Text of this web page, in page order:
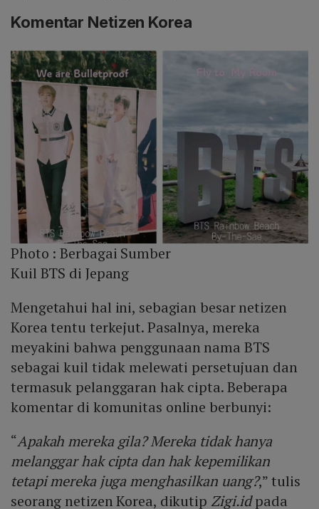
Komentar Netizen Korea
Photo :Berbagai Sumber
Kuil BTS di Jepang
Mengetahui hal ini, sebagian besar netizen
Korea tentu terkejut. Pasalnya, mereka
meyakini bahwa penggunaan nama BTS
sebagai kuil tidak melewati persetujuan dan
termasuk pelanggaran hak cipta. Beberapa
komentar di komunitas online berbunyi:
“Apakah mereka gila? Mereka tidak hanya
melanggar hak cipta dan hak kepemilikan
tetapi mereka juga menghasilkan uang?,” tulis
seorang netizen Korea, dikutip Zigi.idpada